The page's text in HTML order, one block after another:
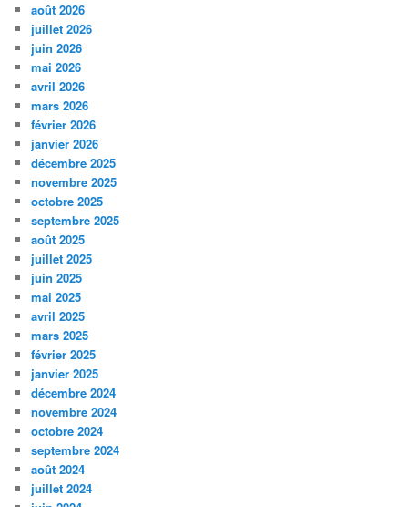
août 2026
juillet 2026
juin 2026
mai 2026
avril 2026
mars 2026
février 2026
janvier 2026
décembre 2025
novembre 2025
octobre 2025
septembre 2025
août 2025
juillet 2025
juin 2025
mai 2025
avril 2025
mars 2025
février 2025
janvier 2025
décembre 2024
novembre 2024
octobre 2024
septembre 2024
août 2024
juillet 2024